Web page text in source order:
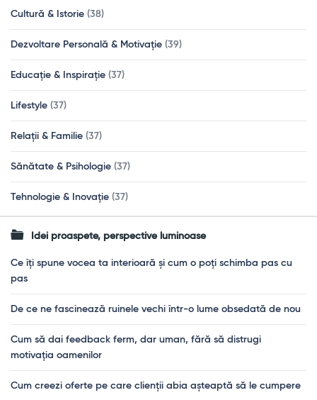
Cultură & Istorie (38)
Dezvoltare Personală & Motivație (39)
Educație & Inspirație (37)
Lifestyle (37)
Relații & Familie (37)
Sănătate & Psihologie (37)
Tehnologie & Inovație (37)
Idei proaspete, perspective luminoase
Ce îți spune vocea ta interioară și cum o poți schimba pas cu
pas
De ce ne fascinează ruinele vechi într-o lume obsedată de nou
Cum să dai feedback ferm, dar uman, fără să distrugi
motivația oamenilor
Cum creezi oferte pe care clienții abia așteaptă să le cumpere